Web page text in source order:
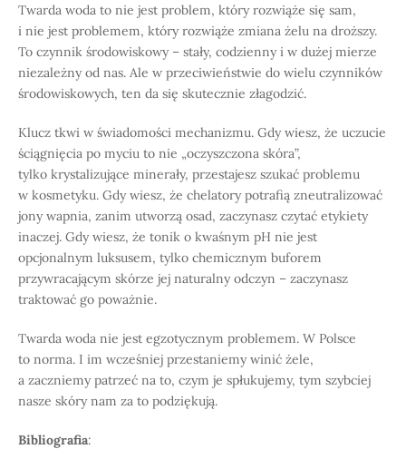
Twarda woda to nie jest problem, który rozwiąże się sam,
i nie jest problemem, który rozwiąże zmiana żelu na droższy.
To czynnik środowiskowy – stały, codzienny i w dużej mierze
niezależny od nas. Ale w przeciwieństwie do wielu czynników
środowiskowych, ten da się skutecznie złagodzić.
Klucz tkwi w świadomości mechanizmu. Gdy wiesz, że uczucie
ściągnięcia po myciu to nie „oczyszczona skóra”,
tylko krystalizujące minerały, przestajesz szukać problemu
w kosmetyku. Gdy wiesz, że chelatory potrafią zneutralizować
jony wapnia, zanim utworzą osad, zaczynasz czytać etykiety
inaczej. Gdy wiesz, że tonik o kwaśnym pH nie jest
opcjonalnym luksusem, tylko chemicznym buforem
przywracającym skórze jej naturalny odczyn – zaczynasz
traktować go poważnie.
Twarda woda nie jest egzotycznym problemem. W Polsce
to norma. I im wcześniej przestaniemy winić żele,
a zaczniemy patrzeć na to, czym je spłukujemy, tym szybciej
nasze skóry nam za to podziękują.
Bibliografia: